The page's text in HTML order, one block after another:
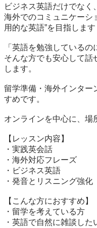
ビジネス英語だけでなく、
海外でのコミュニケーシ
用的な英語”を目指します
「英語を勉強している
そんな方でも安心して話
します。
留学準備・海外インター
すめです。
オンラインを中心に、場
【レッスン内容】
・実践英会話
・海外対応フレーズ
・ビジネス英語
・発音とリスニング強化
【こんな方におすすめ】
・留学を考えている方
・英語で自然に雑談した